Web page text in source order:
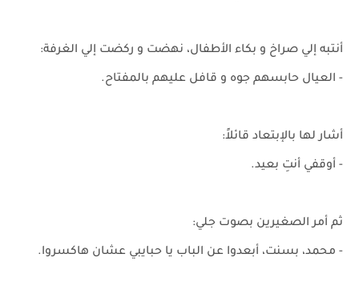
أنتبه إلي صراخ و بكاء الأطفال، نهضت و ركضت إلي الغرفة:
- العيال حابسهم جوه و قافل عليهم بالمفتاح.
أشار لها بالإبتعاد قائلاً:
- أوقفي أنتِ بعيد.
ثم أمر الصغيرين بصوت جلي:
- محمد، بسنت، أبعدوا عن الباب يا حبايبي عشان هاكسروا.